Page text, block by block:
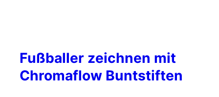
Fußballer zeichnen mit
Chromaflow Buntstiften